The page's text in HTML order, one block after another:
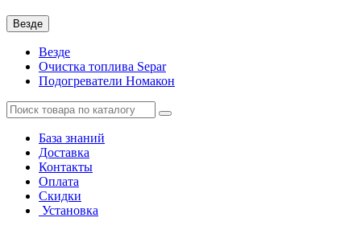
Везде
Везде
Очистка топлива Separ
Подогреватели Номакон
База знаний
Доставка
Контакты
Оплата
Скидки
Установка